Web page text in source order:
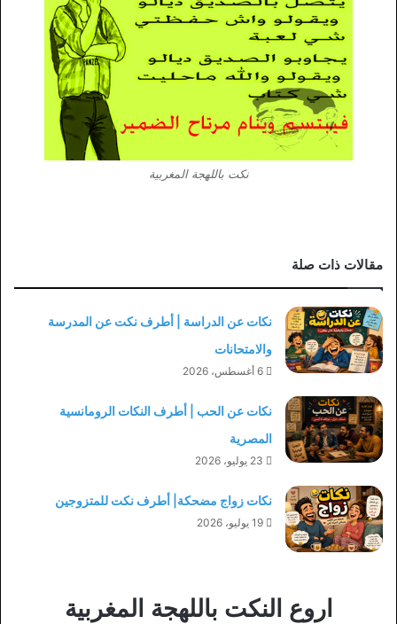
نكت باللهجة المغربية
مقالات ذات صلة
نكات عن الدراسة | أطرف نكت عن المدرسة
والامتحانات
6 أغسطس، 2026
نكات عن الحب | أطرف النكات الرومانسية
المصرية
23 يوليو، 2026
نكات زواج مضحكة| أطرف نكت للمتزوجين
19 يوليو، 2026
اروع النكت باللهجة المغربية